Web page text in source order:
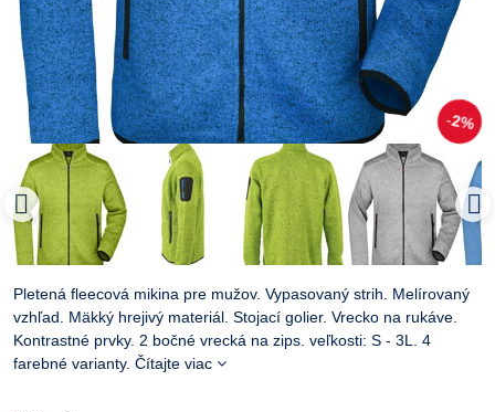
2%
Pletená fleecová mikina pre mužov. Vypasovaný strih. Melírovaný
vzhľad. Mäkký hrejivý materiál. Stojací golier. Vrecko na rukáve.
Kontrastné prvky. 2 bočné vrecká na zips. veľkosti: S - 3L. 4
farebné varianty. Čítajte viac